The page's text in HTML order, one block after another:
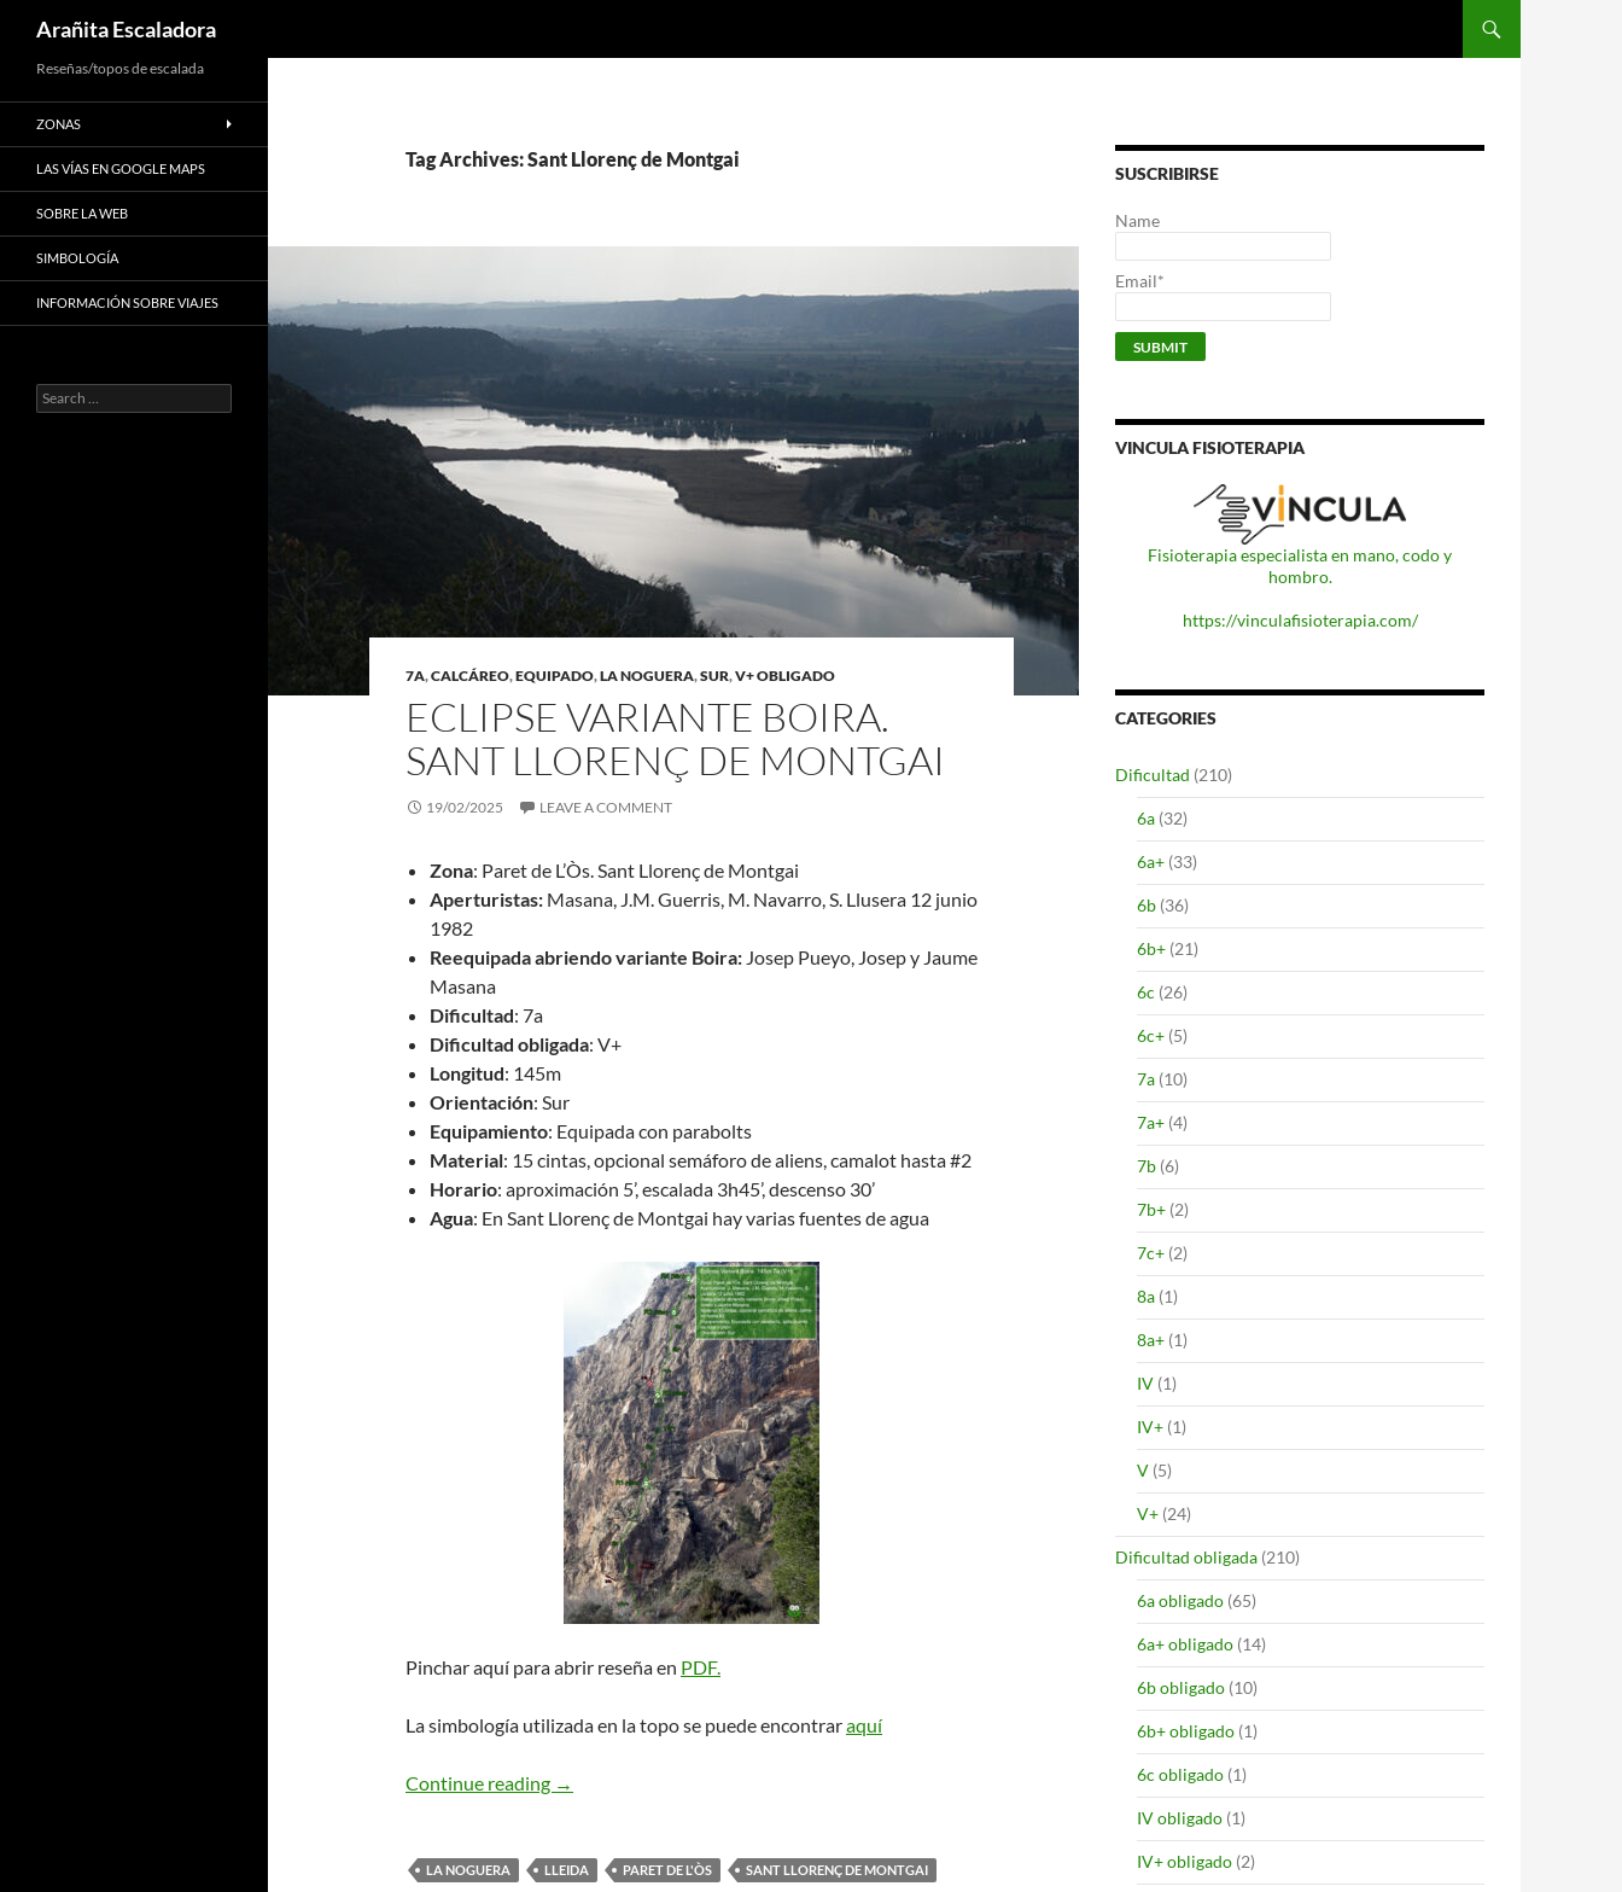
to
content
Arañita Escaladora
Tag Archives: Sant Llorenç de Montgai
7A,CALCÁREO,EQUIPADO,LA NOGUERA,SUR,V+ OBLIGADO
ECLIPSE VARIANTE BOIRA.
SANT LLORENÇ DE MONTGAI
19/02/2025 LEAVE A COMMENT
Zona: Paret de L’Òs. Sant Llorenç de Montgai
Aperturistas: Masana, J.M. Guerris, M. Navarro, S. Llusera 12 junio
1982
Reequipada abriendo variante Boira: Josep Pueyo, Josep y Jaume
Masana
Dificultad: 7a
Dificultad obligada: V+
Longitud: 145m
Orientación: Sur
Equipamiento: Equipada con parabolts
Material: 15 cintas, opcional semáforo de aliens, camalot hasta #2
Horario: aproximación 5’, escalada 3h45’, descenso 30’
Agua: En Sant Llorenç de Montgai hay varias fuentes de agua
Pinchar aquí para abrir reseña en PDF.
La simbología utilizada en la topo se puede encontraraquí
Continue reading Eclipse variante Boira. Sant Llorenç de Montgai
→
LA NOGUERA LLEIDA PARET DE L'ÒS SANT LLORENÇ DE MONTGAI
SUSCRIBIRSE
Name
Email*
VINCULA FISIOTERAPIA
Fisioterapia especialista en mano, codo y
hombro.
https://vinculafisioterapia.com/
CATEGORIES
Dificultad (210)
6a (32)
6a+ (33)
6b (36)
6b+ (21)
6c (26)
6c+ (5)
7a (10)
7a+ (4)
7b (6)
7b+ (2)
7c+ (2)
8a (1)
8a+ (1)
IV (1)
IV+ (1)
V (5)
V+ (24)
Dificultad obligada (210)
6a obligado (65)
6a+ obligado (14)
6b obligado (10)
6b+ obligado (1)
6c obligado (1)
IV obligado (1)
IV+ obligado (2)
Reseñas/topos de escalada
ZONAS
LAS VÍAS EN GOOGLE MAPS
SOBRE LA WEB
SIMBOLOGÍA
INFORMACIÓN SOBRE VIAJES
Search
for: